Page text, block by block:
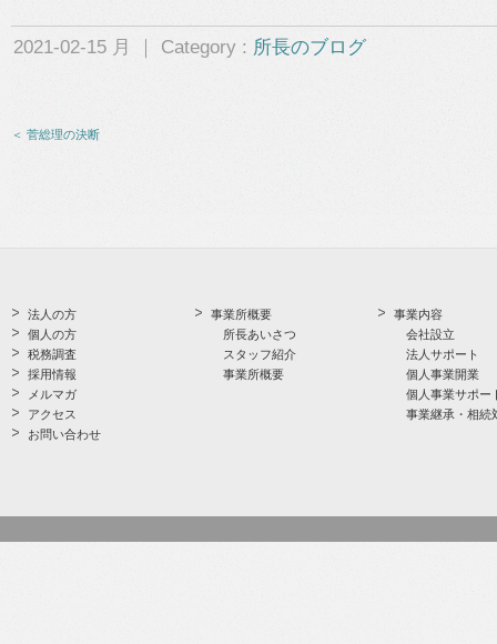
2021-02-15 月 ｜ Category : 所長のブログ
＜ 菅総理の決断
法人の方
個人の方
税務調査
採用情報
メルマガ
アクセス
お問い合わせ
事業所概要
所長あいさつ
スタッフ紹介
事業所概要
事業内容
会社設立
法人サポート
個人事業開業
個人事業サポー
事業継承・相続